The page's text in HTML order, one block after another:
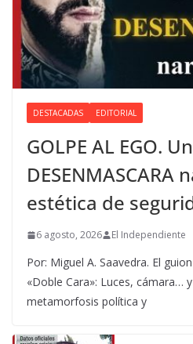
DESTACADAS EDITORIAL
GOLPE AL EGO.
DESENMASCARA
estética de
6 agosto, 2026 El Independiente
Por: Miguel A. Saavedra. El
«Doble Cara»: Luces, cámara…
metamorfosis política y